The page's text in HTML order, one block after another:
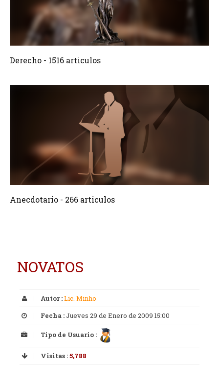
Crear 1516 Articulos
Derecho - 1516 articulos
Crear 266 Articulos
Anecdotario - 266 articulos
NOVATOS
Autor :Lic. Minho
Fecha :Jueves 29 de Enero de 2009 15:00
Tipo de Usuario :
Visitas :5,788